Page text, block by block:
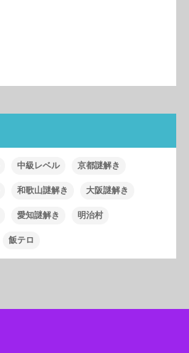
中級レベル 京都謎解き
和歌山謎解き 大阪謎解き
愛知謎解き 明治村
飯テロ